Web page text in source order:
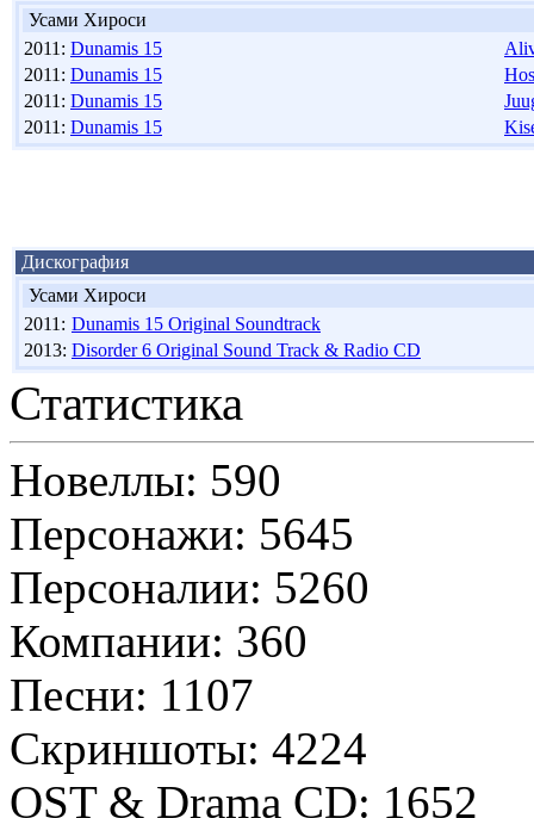
Усами Хироси
2011: Dunamis 15
2011: Dunamis 15
2011: Dunamis 15
2011: Dunamis 15
Дискография
Усами Хироси
2011: Dunamis 15 Original Soundtrack
2013: Disorder 6 Original Sound Track & Radio CD
Статистика
Новеллы: 590
Персонажи: 5645
Персоналии: 5260
Компании: 360
Песни: 1107
Скриншоты: 4224
OST & Drama CD: 1652